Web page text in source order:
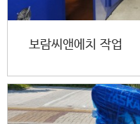
보람씨앤에치 작업